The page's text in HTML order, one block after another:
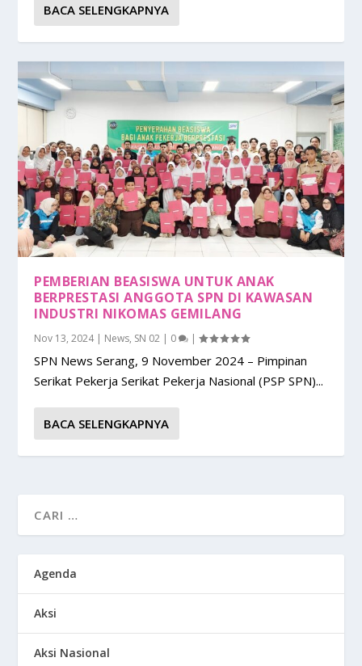
BACA SELENGKAPNYA
PEMBERIAN BEASISWA UNTUK ANAK
BERPRESTASI ANGGOTA SPN DI KAWASAN
INDUSTRI NIKOMAS GEMILANG
Nov 13, 2024| News, SN 02 | 0 |
SPN News Serang, 9 November 2024 – Pimpinan
Serikat Pekerja Serikat Pekerja Nasional (PSP SPN)...
BACA SELENGKAPNYA
Agenda
Aksi
Aksi Nasional